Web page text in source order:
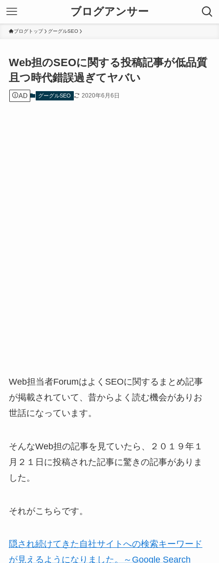
ブログアンサー
ブログトップ グーグルSEO
Web担のSEOに関する投稿記事が低品質
且つ時代錯誤過ぎてヤバい
AD グーグルSEO 2020年6月6日
Web担当者ForumはよくSEOに関するまとめ記事
が掲載されていて、昔からよく読む機会がありお
世話になっています。
そんなWeb担の記事を見ていたら、２０１９年１
月２１日に投稿された記事に驚きの記事がありま
した。
それがこちらです。
隠され続けてきた自社サイトへの検索キーワード
が見えるようになりました。～Google Search